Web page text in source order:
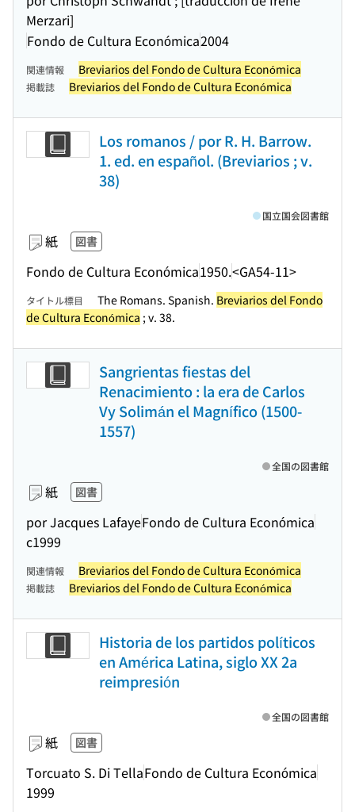
Merzari]
Fondo de Cultura Económica2004
関連情報 Breviarios del Fondo de Cultura Económica
掲載誌 Breviarios del Fondo de Cultura Económica
Los romanos / por R. H. Barrow.
1. ed. en español. (Breviarios ; v.
38)
紙 図書
Fondo de Cultura Económica1950.<GA54-11>
国立国会図書館
タイトル標目 The Romans. Spanish. Breviarios del Fondo
de Cultura Económica ; v. 38.
Sangrientas fiestas del
Renacimiento : la era de Carlos
Vy Solimán el Magnífico (1500-
1557)
紙 図書
por Jacques LafayeFondo de Cultura Económica
c1999
全国の図書館
関連情報 Breviarios del Fondo de Cultura Económica
掲載誌 Breviarios del Fondo de Cultura Económica
Historia de los partidos políticos
en América Latina, siglo XX 2a
reimpresión
紙 図書
Torcuato S. Di TellaFondo de Cultura Económica
1999
全国の図書館